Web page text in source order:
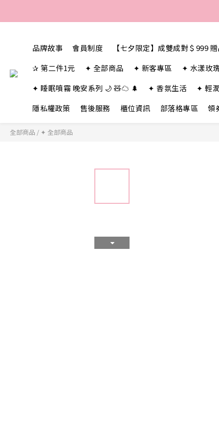
品牌故事 會員制度
【七夕限定】成雙成對＄999
✰ 第二件1元
✦ 全部商品 ✦ 新客專區
✦ 水漾玫
✦ 睡眠噴霧 晚安系列 🌙 🧸☁️ 🌲
✦ 香氛生活
✦ 輕
隱私權政策
售後服務 櫃位資訊 部落格專區 領
全部商品 / ✦ 全部商品